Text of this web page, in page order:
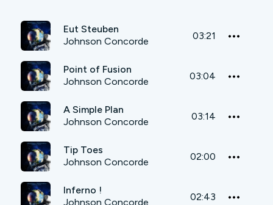
Eut Steuben
Johnson Concorde
03:21
Point of Fusion
Johnson Concorde
03:04
A Simple Plan
Johnson Concorde
03:14
Tip Toes
Johnson Concorde
02:00
Inferno !
Johnson Concorde
02:43